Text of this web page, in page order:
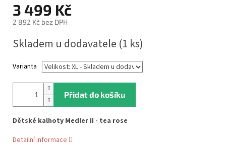
3 499 Kč
2 892 Kč bez DPH
cena:
Skladem u dodavatele (1 ks)
Varianta
Přidat do košíku
Dětské kalhoty Medler II - tea rose
Detailní informace